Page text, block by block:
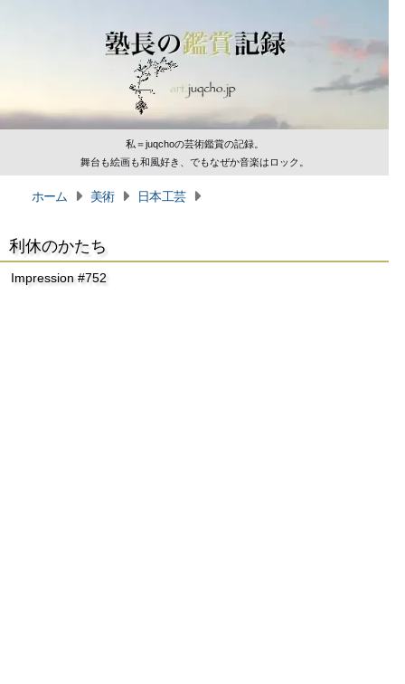
私＝juqchoの芸術鑑賞の記録。
舞台も絵画も和風好き、でもなぜか音楽はロック。
ホーム 美術 日本工芸
利休のかたち
Impression #752